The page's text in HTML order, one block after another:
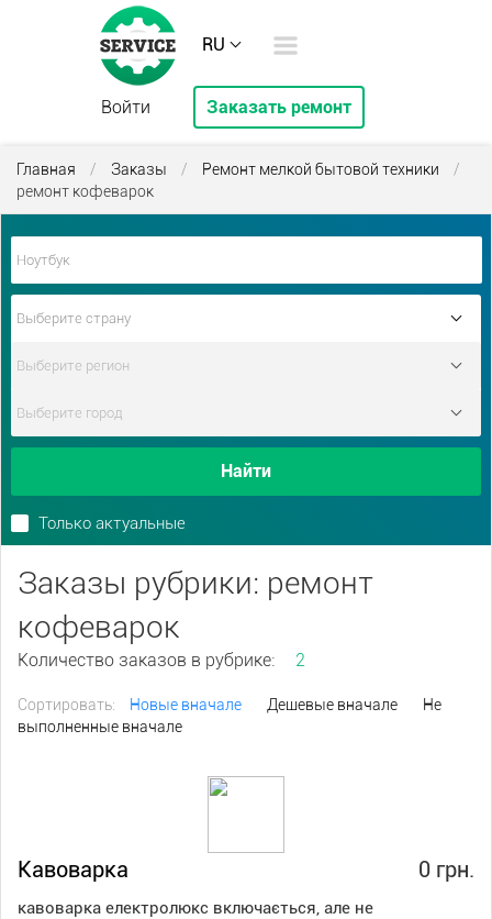
RU
Войти Заказать ремонт
Главная / Заказы / Ремонт мелкой бытовой техники
/
ремонт кофеварок
Найти
Только актуальные
Заказы рубрики: ремонт
кофеварок
Количество заказов в рубрике: 2
Сортировать: Новые вначале Дешевые вначале
Не
выполненные вначале
0 грн.
Кавоварка
кавоварка електролюкс включається, але не